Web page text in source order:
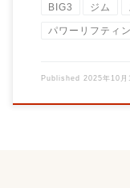
BIG3 ジム
パワーリフティ
Published 2025年10月